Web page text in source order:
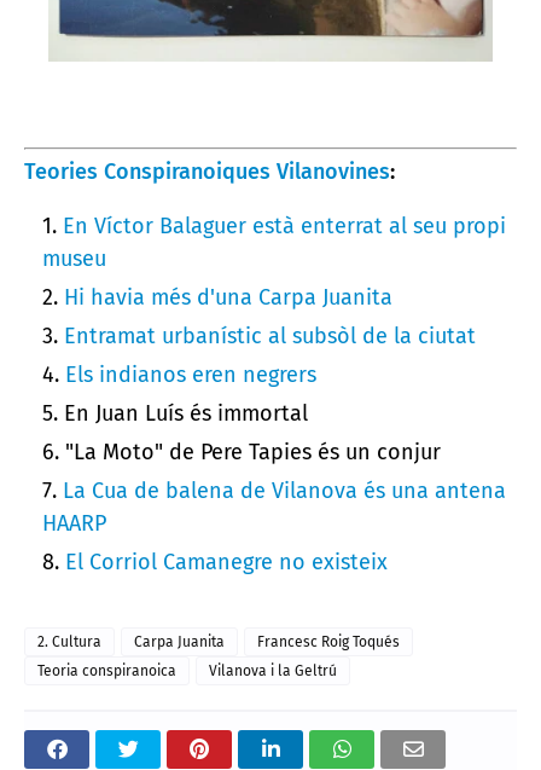
Teories Conspiranoiques Vilanovines:
En Víctor Balaguer està enterrat al seu propi
museu
Hi havia més d'una Carpa Juanita
Entramat urbanístic al subsòl de la ciutat
Els indianos eren negrers
En Juan Luís és immortal
"La Moto" de Pere Tapies és un conjur
La Cua de balena de Vilanova és una antena
HAARP
El Corriol Camanegre no existeix
2. Cultura Carpa Juanita
Francesc Roig Toqués
Teoria conspiranoica
Vilanova i la Geltrú